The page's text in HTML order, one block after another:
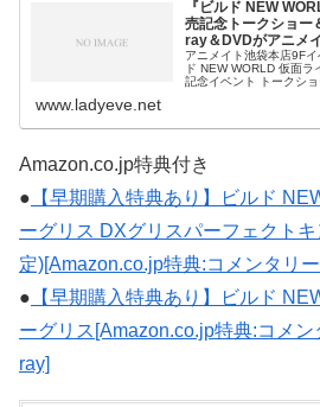
『ビルド NEW
売記念トークショー
ray＆DVDがアニメ
アニメイト池袋本店9F
ド NEW WORLD 仮面
記念イベント トークシ
www.ladyeve.net
Amazon.co.jp特典付き
● 【早期購入特典あり】ビルド
ーグリス DXグリスパーフェクト
定)[Amazon.co.jp特典:コメンタリ
● 【早期購入特典あり】ビルド
ーグリス[Amazon.co.jp特典:コメ
ray]